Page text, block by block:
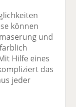
können
und
Hilfe eines
das
jeder